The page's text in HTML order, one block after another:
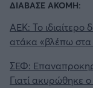
ΔΙΑΒΑΣΕ ΑΚΟΜΗ:
ΑΕΚ: Το
ατάκα «βλέπω στα
ΣΕΦ:
Γιατί ακυρώθηκε